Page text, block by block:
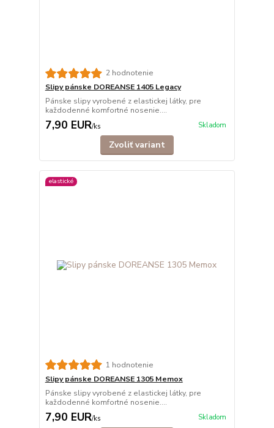
2 hodnotenie
Slipy pánske DOREANSE 1405 Legacy
Pánske slipy vyrobené z elastickej látky, pre
každodenné komfortné nosenie....
7,90 EUR/ks Skladom
Zvoliť variant
elastické
1 hodnotenie
Slipy pánske DOREANSE 1305 Memox
Pánske slipy vyrobené z elastickej látky, pre
každodenné komfortné nosenie....
7,90 EUR/ks Skladom